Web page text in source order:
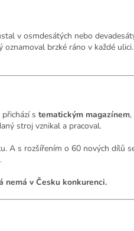
v osmdesátých nebo
brzké ráno v každé
s tematickým magazínem
stroj vznikal a pracoval.
A s rozšířením o 60 nových dílů
nemá v Česku konkurenci.